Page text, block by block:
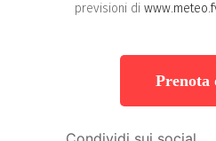
previsioni di
Prenota